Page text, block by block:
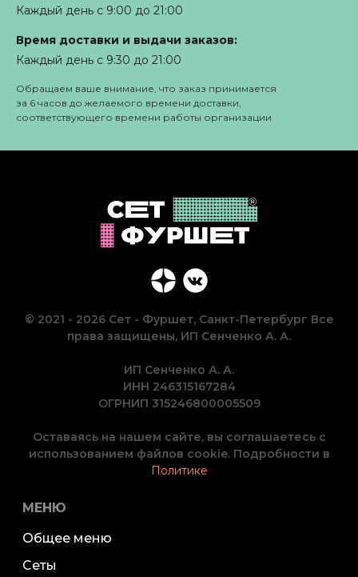
Каждый день с 9:00 до 21:00
Время доставки и выдачи заказов:
Каждый день с 9:30 до 21:00
Обращаем ваше внимание, что заказ принимается
за 6 часов до желаемого времени доставки,
соответствующего времени работы организации
© 2021 - 2026 Сет - Фуршет, Санкт-Петербург Все
права защищены, ИП Сенченко А. А.
ИП Сенченко А. А.
ИНН 246315167284
ОГРНИП 315246800005509
Оставаясь на нашем сайте, вы соглашаетесь с
использованием файлов cookie. Подробности в
Политике
МЕНЮ
Общее меню
Сеты